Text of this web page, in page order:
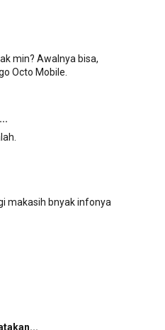
min? Awalnya bisa,
Octo Mobile.
makasih bnyak infonya